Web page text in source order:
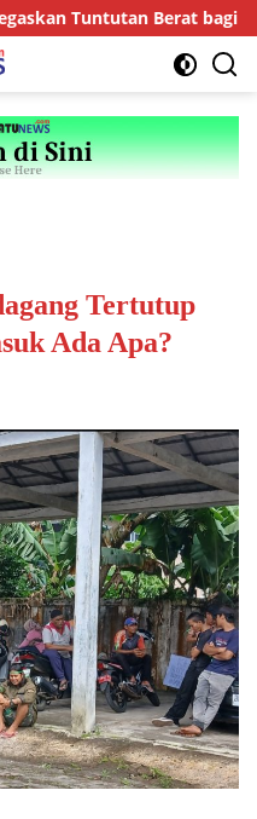
Tuntutan Berat bagi
Tertutup
Ada Apa?